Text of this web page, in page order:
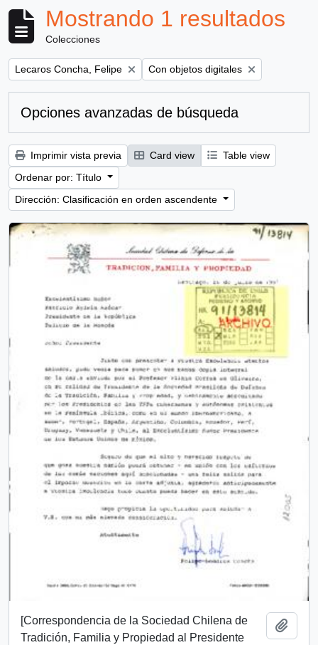
Mostrando 1 resultados
Colecciones
Remove filter:
Lecaros Concha, Felipe Remove filter:
Con objetos digitales
Opciones avanzadas de búsqueda
Imprimir vista previa Card view
Table view
Ordenar por: Título
Dirección: Clasificación en orden ascendente
[Correspondencia de la Sociedad Chilena de
Tradición, Familia y Propiedad al Presidente